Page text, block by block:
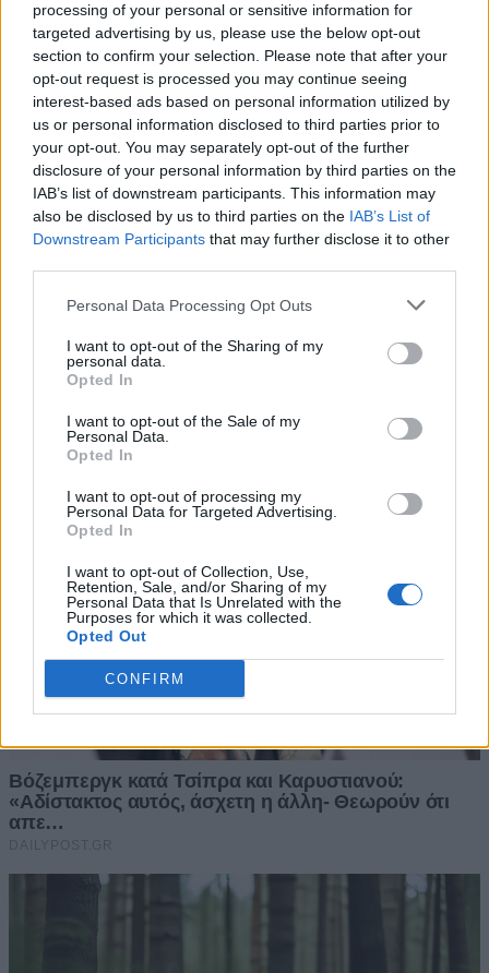
processing of your personal or sensitive information for
targeted advertising by us, please use the below opt-out
section to confirm your selection. Please note that after your
opt-out request is processed you may continue seeing
interest-based ads based on personal information utilized by
us or personal information disclosed to third parties prior to
your opt-out. You may separately opt-out of the further
disclosure of your personal information by third parties on the
IAB’s list of downstream participants. This information may
also be disclosed by us to third parties on the IAB’s List of
Downstream Participants that may further disclose it to other
Personal Data Processing Opt Outs
I want to opt-out of the Sharing of my
personal data.
Opted In
I want to opt-out of the Sale of my
Personal Data.
Opted In
I want to opt-out of processing my
Personal Data for Targeted Advertising.
Opted In
I want to opt-out of Collection, Use,
Retention, Sale, and/or Sharing of my
Personal Data that Is Unrelated with the
Purposes for which it was collected.
Opted Out
CONFIRM